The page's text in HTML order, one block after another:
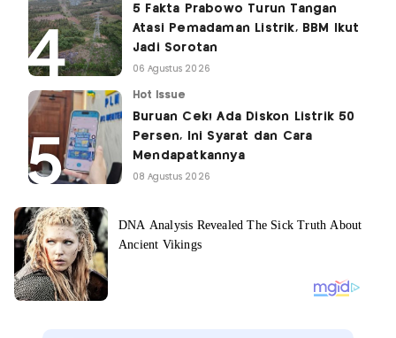
5 Fakta Prabowo Turun Tangan
Atasi Pemadaman Listrik, BBM Ikut
Jadi Sorotan
06 Agustus 2026
Hot Issue
Buruan Cek! Ada Diskon Listrik 50
Persen, Ini Syarat dan Cara
Mendapatkannya
08 Agustus 2026